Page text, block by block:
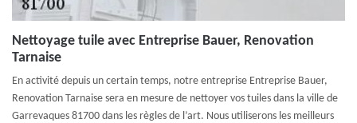
Nettoyage tuile avec Entreprise Bauer, Renovation
Tarnaise
En activité depuis un certain temps, notre entreprise Entreprise Bauer,
Renovation Tarnaise sera en mesure de nettoyer vos tuiles dans la ville de
Garrevaques 81700 dans les règles de l’art. Nous utiliserons les meilleurs